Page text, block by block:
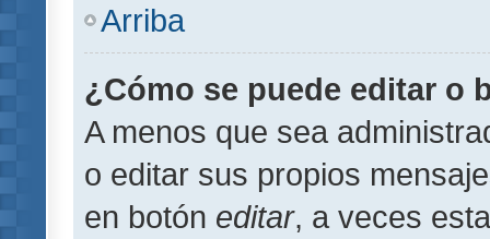
Arriba
¿Cómo se puede editar o
A menos que sea
o editar sus propios
en botón editar, a veces